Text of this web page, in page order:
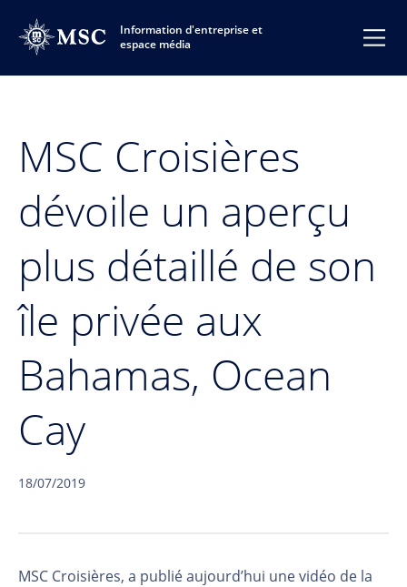
Information d'entreprise et
espace média
MSC Croisières
dévoile un aperçu
plus détaillé de son
île privée aux
Bahamas, Ocean
Cay
18/07/2019
MSC Croisières, a publié aujourd’hui une vidéo de la